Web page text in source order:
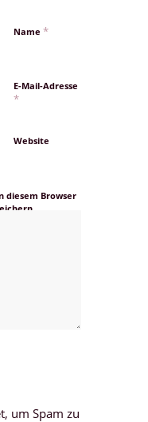
Name *
E-Mail-Adresse
*
Website
diesem Browser
um Spam zu